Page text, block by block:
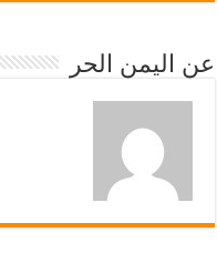
عن اليمن الحر